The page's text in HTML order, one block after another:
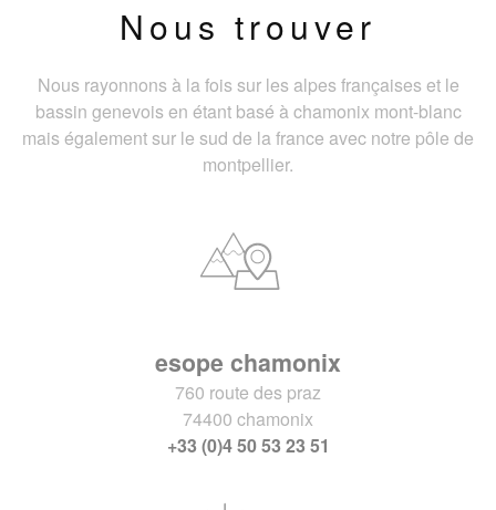
Nous trouver
Nous rayonnons à la fois sur les alpes françaises et le
bassin genevois en étant basé à chamonix mont-blanc
mais également sur le sud de la france avec notre pôle de
montpellier.
esope chamonix
760 route des praz
74400 chamonix
+33 (0)4 50 53 23 51